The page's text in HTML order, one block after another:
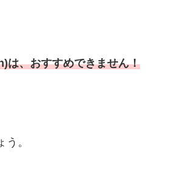
は、おすすめできません！
。